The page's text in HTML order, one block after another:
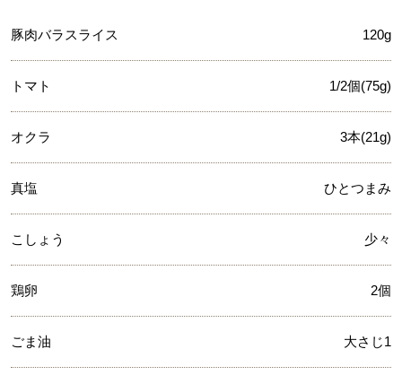
豚肉バラスライス 120g
トマト 1/2個(75g)
オクラ 3本(21g)
真塩 ひとつまみ
こしょう 少々
鶏卵 2個
ごま油 大さじ1